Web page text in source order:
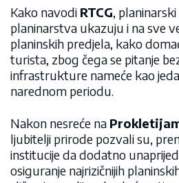
Kako navodi RTCG,
planinarstva ukazuju i na sve
planinskih predjela, kako
turista, zbog čega se pitanje
infrastrukture nameće kao
narednom periodu.
Nakon nesreće na
ljubitelji prirode pozvali su,
institucije da dodatno
osiguranje najrizičnijih